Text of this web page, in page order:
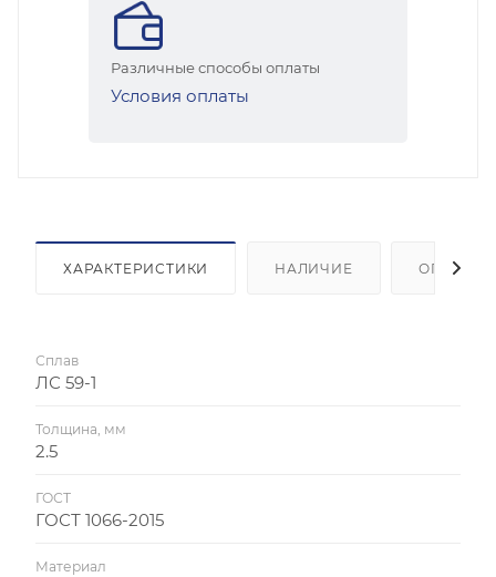
Различные способы оплаты
Условия оплаты
ХАРАКТЕРИСТИКИ НАЛИЧИЕ ОПЛАТА
Сплав
ЛС 59-1
Толщина, мм
2.5
ГОСТ
ГОСТ 1066-2015
Материал